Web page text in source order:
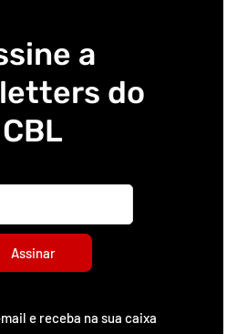
a
do
CBL
Assinar
e receba na sua caixa